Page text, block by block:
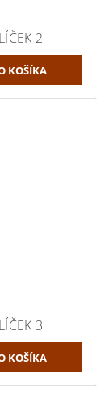
2
3